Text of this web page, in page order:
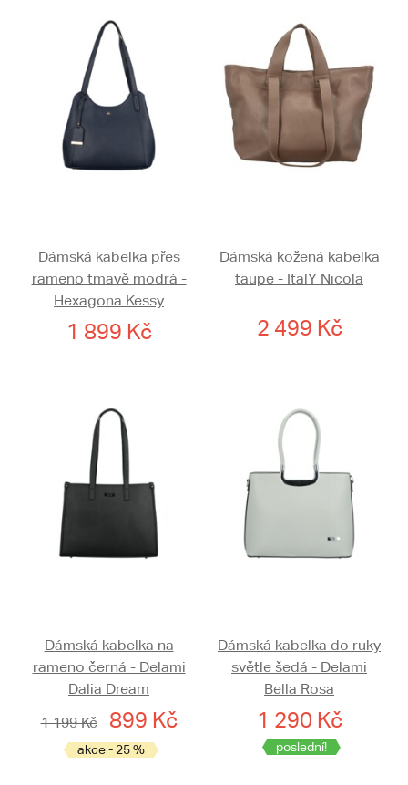
Dámská kabelka přes
rameno tmavě modrá -
Hexagona Kessy
1 899 Kč
Dámská kožená kabelka
taupe - ItalY Nicola
2 499 Kč
Dámská kabelka na
rameno černá - Delami
Dalia Dream
1 199 Kč
899 Kč
akce - 25 %
Dámská kabelka do ruky
světle šedá - Delami
Bella Rosa
1 290 Kč
poslední!